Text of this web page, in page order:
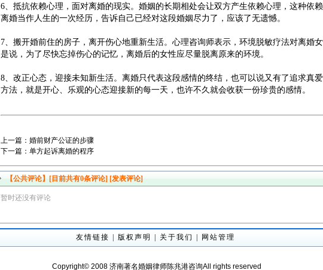
6、抵抗依赖心理，面对离婚的现实。婚姻的长期相处会让双方产生依赖心理，这种依
离婚当作人生的一次经历，告诉自己已经对这段婚姻尽力了，应该了无遗憾。
7、搬开婚前住的房子，离开伤心地重新生活。心理咨询师表示，环境脱敏疗法对离婚
是说，为了尽快忘掉伤心的记忆，离婚后的女性应尽量脱离原来的环境。
8、改正心态，迎接未知新生活。离婚只代表这段感情的终结，也可以说又有了追求真
方法，就是开心、乐观的心态迎接新的每一天，也许不久就会收获一份珍贵的感情。
上一篇： 婚前财产公证的步骤
下一篇： 单方起诉离婚的程序
【公共评论】[目前共有0条评论] [发表评论]
暂时还没有评论
友情链接 版权声明 关于我们 网站管理
Copyright© 2008 济南著名婚姻律师陈兆港咨询All rights reserved